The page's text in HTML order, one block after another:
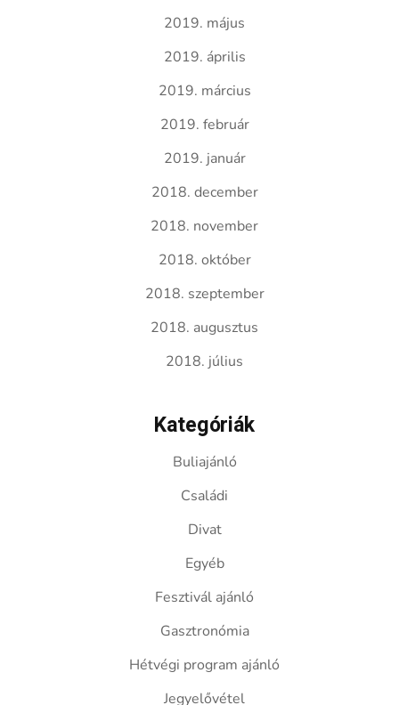
2019. május
2019. április
2019. március
2019. február
2019. január
2018. december
2018. november
2018. október
2018. szeptember
2018. augusztus
2018. július
Kategóriák
Buliajánló
Családi
Divat
Egyéb
Fesztivál ajánló
Gasztronómia
Hétvégi program ajánló
Jegyelővétel